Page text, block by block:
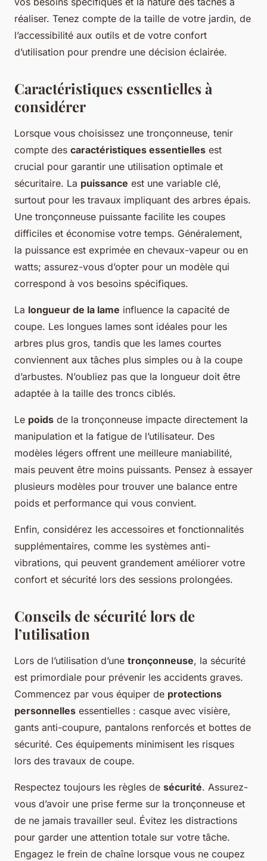
réaliser. Tenez compte de la taille de votre jardin, de
l’accessibilité aux outils et de votre confort
d’utilisation pour prendre une décision éclairée.
Caractéristiques essentielles à
considérer
Lorsque vous choisissez une tronçonneuse, tenir
compte des caractéristiques essentielles est
crucial pour garantir une utilisation optimale et
sécuritaire. La puissance est une variable clé,
surtout pour les travaux impliquant des arbres épais.
Une tronçonneuse puissante facilite les coupes
difficiles et économise votre temps. Généralement,
la puissance est exprimée en chevaux-vapeur ou en
watts; assurez-vous d’opter pour un modèle qui
correspond à vos besoins spécifiques.
La longueur de la lame influence la capacité de
coupe. Les longues lames sont idéales pour les
arbres plus gros, tandis que les lames courtes
conviennent aux tâches plus simples ou à la coupe
d’arbustes. N’oubliez pas que la longueur doit être
adaptée à la taille des troncs ciblés.
Le poids de la tronçonneuse impacte directement la
manipulation et la fatigue de l’utilisateur. Des
modèles légers offrent une meilleure maniabilité,
mais peuvent être moins puissants. Pensez à essayer
plusieurs modèles pour trouver une balance entre
poids et performance qui vous convient.
Enfin, considérez les accessoires et fonctionnalités
supplémentaires, comme les systèmes anti-
vibrations, qui peuvent grandement améliorer votre
confort et sécurité lors des sessions prolongées.
Conseils de sécurité lors de
l’utilisation
Lors de l’utilisation d’une tronçonneuse, la sécurité
est primordiale pour prévenir les accidents graves.
Commencez par vous équiper de protections
personnelles essentielles : casque avec visière,
gants anti-coupure, pantalons renforcés et bottes de
sécurité. Ces équipements minimisent les risques
lors des travaux de coupe.
Respectez toujours les règles de sécurité. Assurez-
vous d’avoir une prise ferme sur la tronçonneuse et
de ne jamais travailler seul. Évitez les distractions
pour garder une attention totale sur votre tâche.
Engagez le frein de chaîne lorsque vous ne coupez